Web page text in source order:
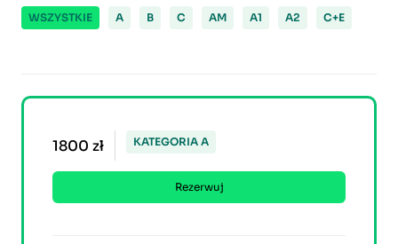
WSZYSTKIE A B C AM A1 A2 C+E
1800 zł KATEGORIA A
Rezerwuj